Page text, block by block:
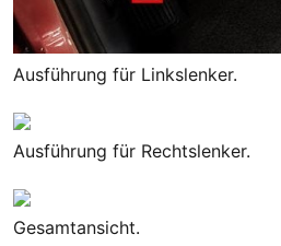
Ausführung für Linkslenker.
Ausführung für Rechtslenker.
Gesamtansicht.